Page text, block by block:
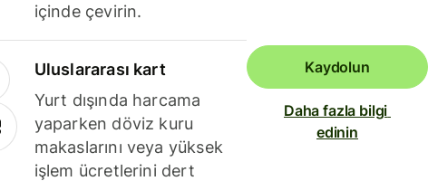
içinde çevirin.
Uluslararası kart
Yurt dışında harcama
yaparken döviz kuru
makaslarını veya yüksek
işlem ücretlerini dert
Kaydolun
Daha fazla bilgi
edinin